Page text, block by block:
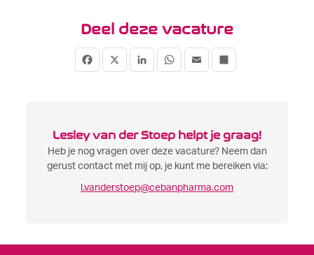
Deel deze vacature
Facebook LinkedInWhatsApp
Email
Lesley van der Stoep helpt je graag!
Heb je nog vragen over deze vacature? Neem dan
gerust contact met mij op, je kunt me bereiken via:
l.vanderstoep@cebanpharma.com